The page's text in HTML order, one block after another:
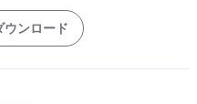
ウンロード